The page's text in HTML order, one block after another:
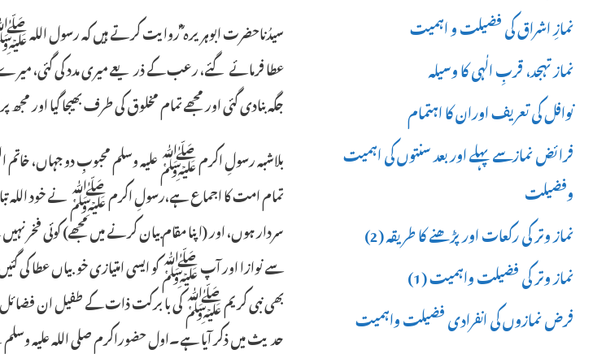
سیدُناحضرت ابوہریرہ ؓ روایت کرتے ہیں کہ رسول اللہ ﷺ
عطا فرمائے گئے، رعب کے ذریعے میری مدد کی گئی، میرے
جگہ بنادی گئی اور مجھے تمام مخلوق کی طرف بھیجا گیا اور
بلاشبہ رسولِ اکرم ﷺ علیہ وسلم محبوبِ دو جہاں، خاتم
تمام امت کا اجماع ہے،رسولِ اکرم ﷺ نے خود اللہ تبارک
سردار ہوں، اور (اپنا مقام بیان کرنے میں مجھے) کوئی
سے نوازا اور آپ ﷺ کو ایسی امتیازی خوبیاں عطا کی
بھی نبی کریم ﷺ کی با برکت ذات کے طفیل ان فضائل و
حدیث میں ذکر آیا ہے۔اول حضوراکرم صلی اللہ علیہ وسلم
نمازِ اشراق کی فضیلت و اہمیت
نماز تہجد، قربِ الٰہی کا وسیلہ
نوافل کی تعریف اوران کا اہتمام
فرائض نمازسے پہلے اور بعد سنتوں کی اہمیت
وفضیلت
نماز وتر کی رکعات اور پڑھنے کا طریقہ (2)
نماز وتر کی فضیلت واہمیت (1)
فرض نمازوں کی انفرادی فضیلت واہمیت